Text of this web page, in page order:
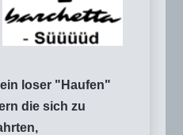
loser "Haufen"
die sich zu